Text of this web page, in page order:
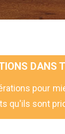
DANS
pour
qu'ils sont